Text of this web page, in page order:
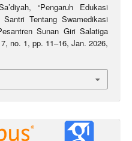
“Pengaruh Edukasi
Tentang Swamedikasi
Sunan Giri Salatiga
no. 1, pp. 11–16, Jan. 2026,